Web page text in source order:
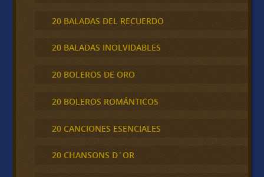
20 BALADAS DEL RECUERDO
20 BALADAS INOLVIDABLES
20 BOLEROS DE ORO
20 BOLEROS ROMÁNTICOS
20 CANCIONES ESENCIALES
20 CHANSONS D´OR